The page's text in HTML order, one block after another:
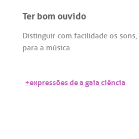
Ter bom ouvido
Distinguir com facilidade os sons,
para a música.
+expressões de a gaia ciência